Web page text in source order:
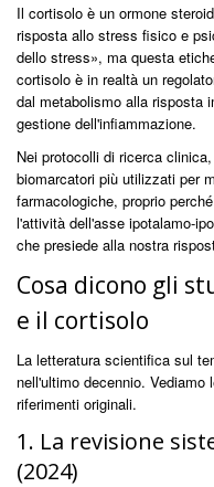
Il cortisolo è un ormone
risposta allo stress fisico e
dello stress», ma questa
cortisolo è in realtà un
dal metabolismo alla risposta
gestione dell'infiammazione.
Nei protocolli di ricerca
biomarcatori più utilizzati per
farmacologiche, proprio
l'attività dell'asse ipotalamo-
che presiede alla nostra
Cosa dicono gli
e il cortisolo
La letteratura scientifica sul
nell'ultimo decennio.
riferimenti originali.
1. La revisione
(2024)